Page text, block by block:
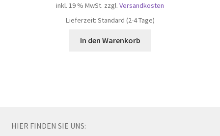
war:
85,00 € 75,00 €.
inkl. 19 % MwSt. zzgl. Versandkosten
Lieferzeit: Standard (2-4 Tage)
In den Warenkorb
HIER FINDEN SIE UNS: